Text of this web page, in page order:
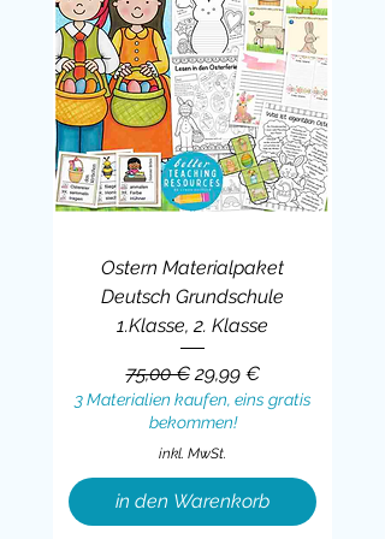
Ostern Materialpaket
Deutsch Grundschule
1.Klasse, 2. Klasse
Standardpreis
75,00 € Sale-Preis
29,99 €
3 Materialien kaufen, eins gratis
bekommen!
inkl. MwSt.
in den Warenkorb